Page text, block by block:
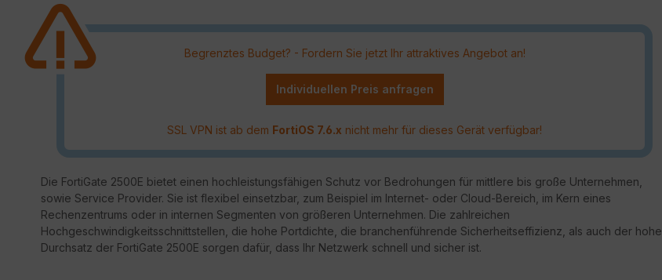
Begrenztes Budget? - Fordern Sie jetzt Ihr attraktives Angebot an!
Individuellen Preis anfragen
SSL VPN ist ab dem FortiOS 7.6.x nicht mehr für dieses Gerät verfügbar!
Die FortiGate 2500E bietet einen hochleistungsfähigen Schutz vor Bedrohungen für mittlere bis große Unternehmen,
sowie Service Provider. Sie ist flexibel einsetzbar, zum Beispiel im Internet- oder Cloud-Bereich, im Kern eines
Rechenzentrums oder in internen Segmenten von größeren Unternehmen. Die zahlreichen
Hochgeschwindigkeitsschnittstellen, die hohe Portdichte, die branchenführende Sicherheitseffizienz, als auch der hohe
Durchsatz der FortiGate 2500E sorgen dafür, dass Ihr Netzwerk schnell und sicher ist.